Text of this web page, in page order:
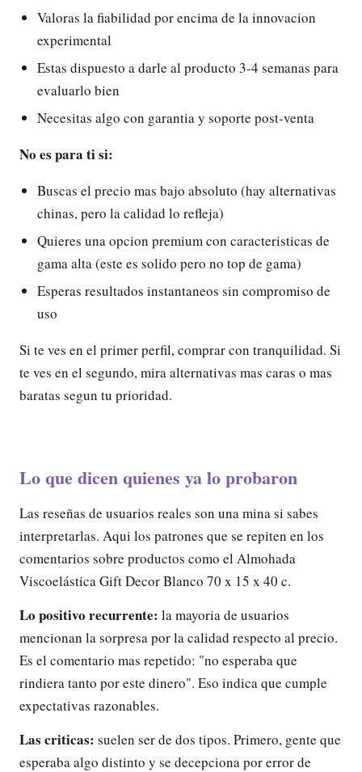
Valoras la fiabilidad por encima de la innovacion
experimental
Estas dispuesto a darle al producto 3-4 semanas para
evaluarlo bien
Necesitas algo con garantia y soporte post-venta
No es para ti si:
Buscas el precio mas bajo absoluto (hay alternativas
chinas, pero la calidad lo refleja)
Quieres una opcion premium con caracteristicas de
gama alta (este es solido pero no top de gama)
Esperas resultados instantaneos sin compromiso de
uso
Si te ves en el primer perfil, comprar con tranquilidad. Si
te ves en el segundo, mira alternativas mas caras o mas
baratas segun tu prioridad.
Lo que dicen quienes ya lo probaron
Las reseñas de usuarios reales son una mina si sabes
interpretarlas. Aqui los patrones que se repiten en los
comentarios sobre productos como el Almohada
Viscoelástica Gift Decor Blanco 70 x 15 x 40 c.
Lo positivo recurrente: la mayoria de usuarios
mencionan la sorpresa por la calidad respecto al precio.
Es el comentario mas repetido: "no esperaba que
rindiera tanto por este dinero". Eso indica que cumple
expectativas razonables.
Las criticas: suelen ser de dos tipos. Primero, gente que
esperaba algo distinto y se decepciona por error de